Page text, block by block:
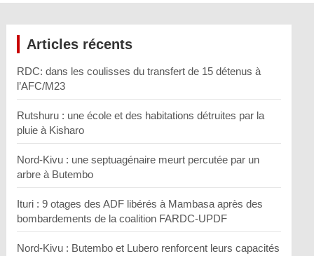
Articles récents
RDC: dans les coulisses du transfert de 15 détenus à
l’AFC/M23
Rutshuru : une école et des habitations détruites par la
pluie à Kisharo
Nord-Kivu : une septuagénaire meurt percutée par un
arbre à Butembo
Ituri : 9 otages des ADF libérés à Mambasa après des
bombardements de la coalition FARDC-UPDF
Nord-Kivu : Butembo et Lubero renforcent leurs capacités